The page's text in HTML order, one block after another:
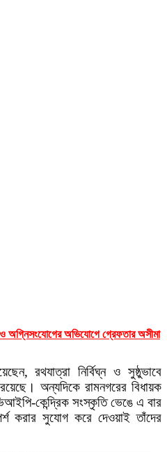
ও অগ্নিসংযোগের অভিযোগে গ্রেফতার অসীমা
রথযাত্রা নির্বিঘ্ন ও সুষ্ঠুভাবে
অন্যদিকে রামনগরের বিধায়ক
কেন্দ্রিক সংস্কৃতি ভেঙে এ বার
করার সুযোগ করে দেওয়াই তাঁদের